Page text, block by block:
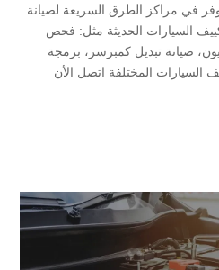
في مراكز الطرق السريعة لصيانة
السيارات الحديثة مثل: فحص
صيانة تبديل كمبرسر، برمجة
السيارات المختلفة اتصل الأن